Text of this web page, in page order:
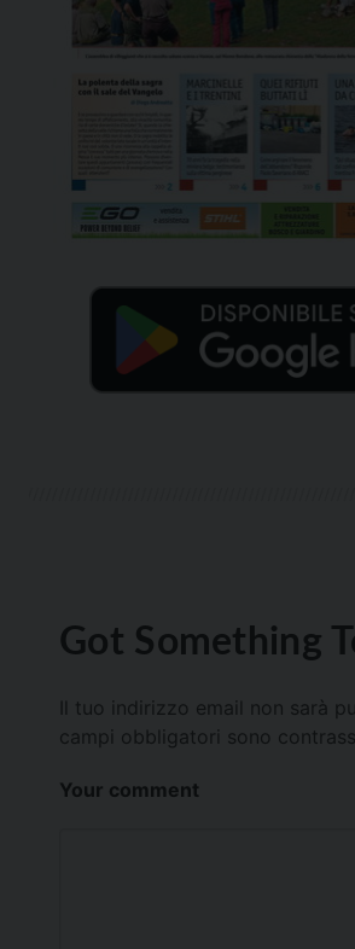
Got Something
Il tuo indirizzo email non sarà
campi obbligatori sono
Your comment